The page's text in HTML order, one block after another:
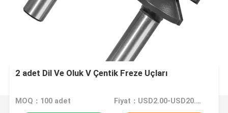
2 adet Dil Ve Oluk V Çentik Freze Uçları
MOQ：100 adet Fiyat：USD2.00-USD20.00